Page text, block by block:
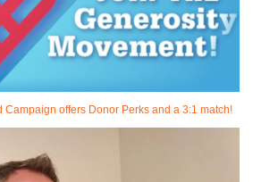
Campaign offers Donor Perks and a 3:1 match!